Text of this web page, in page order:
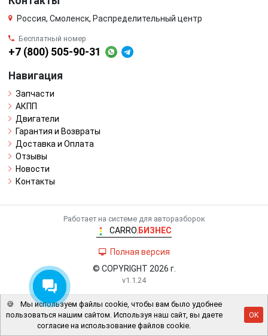
Россия, Смоленск, Распределительный центр
Бесплатный номер
+7 (800) 505-90-31
Навигация
Запчасти
АКПП
Двигатели
Гарантия и Возвраты
Доставка и Оплата
Отзывы
Новости
Контакты
Работает на системе для авторазборок
CARRO. БИЗНЕС
Полная версия
© COPYRIGHT 2026 г.
v1.1.24
🍪
Мы используем файлы cookie, чтобы вам было удобнее
пользоваться нашим сайтом. Используя наш сайт, вы даете
согласие на использование файлов cookie.
OK